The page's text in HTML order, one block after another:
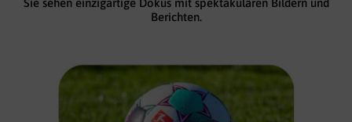
Sie sehen einzigartige Dokus mit spektakulären Bildern und
Berichten.